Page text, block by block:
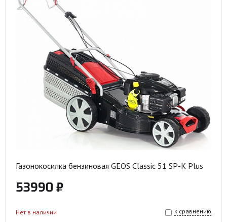
Газонокосилка бензиновая GEOS Classic 51 SP-K Plus
53990 ₽
к сравнению
Нет в наличии